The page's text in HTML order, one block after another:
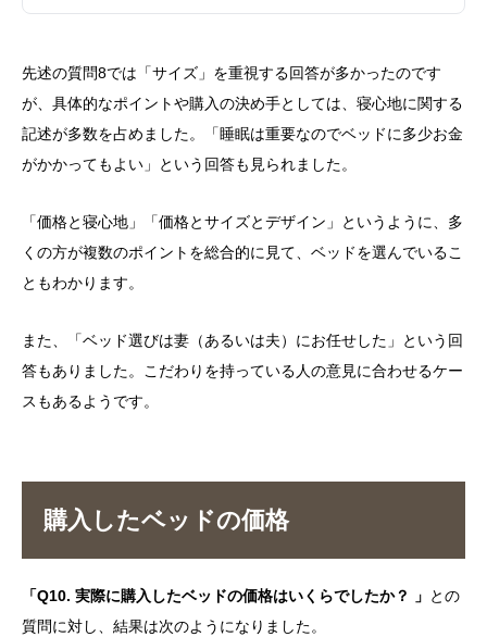
先述の質問8では「サイズ」を重視する回答が多かったのです
が、具体的なポイントや購入の決め手としては、寝心地に関する
記述が多数を占めました。「睡眠は重要なのでベッドに多少お金
がかかってもよい」という回答も見られました。
「価格と寝心地」「価格とサイズとデザイン」というように、多
くの方が複数のポイントを総合的に見て、ベッドを選んでいるこ
ともわかります。
また、「ベッド選びは妻（あるいは夫）にお任せした」という回
答もありました。こだわりを持っている人の意見に合わせるケー
スもあるようです。
購入したベッドの価格
「Q10. 実際に購入したベッドの価格はいくらでしたか？ 」 との
質問に対し、結果は次のようになりました。